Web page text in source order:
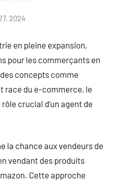
2024
en pleine expansion,
pour les commerçants en
concepts comme
race du e-commerce, le
crucial d’un agent de
la chance aux vendeurs de
vendant des produits
Cette approche